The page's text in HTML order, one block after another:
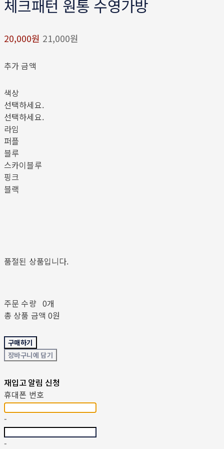
체크패턴 원통 수영가방
20,000원 21,000원
추가 금액
색상
선택하세요.
선택하세요.
라임
퍼플
블루
스카이블루
핑크
블랙
품절된 상품입니다.
주문 수량 0개
총 상품 금액 0원
구매하기
장바구니에 담기
재입고 알림 신청
휴대폰 번호
-
-